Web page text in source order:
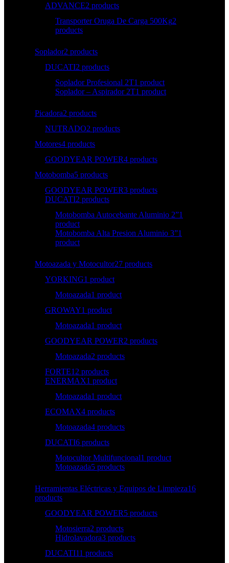
ADVANCE2 products
Transporter Oruga De Carga 500Kg2
products
Soplador2 products
DUCATI2 products
Soplador Profesional 2T1 product
Soplador – Aspirador 2T1 product
Picadora2 products
NUTRADO2 products
Motores4 products
GOODYEAR POWER4 products
Motobomba5 products
GOODYEAR POWER3 products
DUCATI2 products
Motobomba Autocebante Aluminio 2”1
product
Motobomba Alta Presion Aluminio 3”1
product
Motoazada y Motocultor27 products
YORKING1 product
Motoazada1 product
GROWAY1 product
Motoazada1 product
GOODYEAR POWER2 products
Motoazada2 products
FORTE12 products
ENERMAX1 product
Motoazada1 product
ECOMAX4 products
Motoazada4 products
DUCATI6 products
Motocultor Multifuncional1 product
Motoazada5 products
Herramientas Eléctricas y Equipos de Limpieza16
products
GOODYEAR POWER5 products
Motosierra2 products
Hidrolavadora3 products
DUCATI11 products